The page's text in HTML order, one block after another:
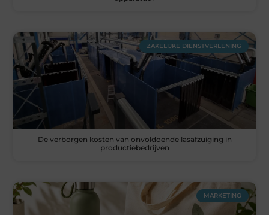
ZAKELIJKE DIENSTVERLENING
De verborgen kosten van onvoldoende lasafzuiging in
productiebedrijven
MARKETING